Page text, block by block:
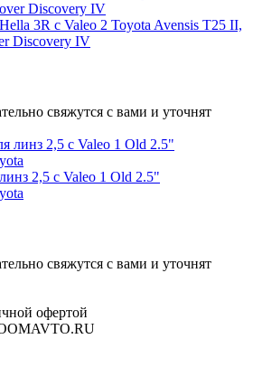
3R с Valeo 2 Toyota Avensis T25 II,
Discovery IV
свяжутся с вами и уточнят
2,5 c Valeo 1 Old 2.5"
свяжутся с вами и уточнят
офертой